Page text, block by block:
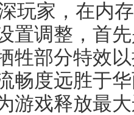
玩家，在内
置调整，首
牲部分特效
畅度远胜于
游戏释放最